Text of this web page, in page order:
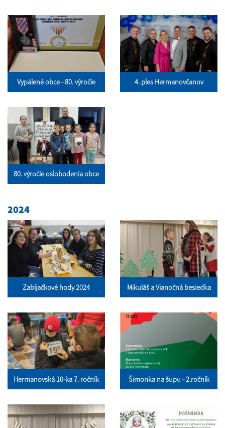
Vypálené obce - 80. výročie 4. ples Hermanovčanov
80. výročie oslobodenia obce
2024
Zabíjačkové hody 2024 Mikuláš a Vianočná besiedka
Hermanovská 10-ka 7. ročník Šimonka na šupu - 2.ročník